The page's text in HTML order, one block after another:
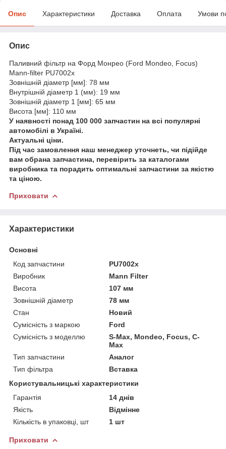
Опис Характеристики Доставка Оплата Умови
Опис
Паливний фільтр на Форд Монрео (Ford Mondeo, Focus)
Mann-filter PU7002x
Зовнішній діаметр [мм]: 78 мм
Внутрішній діаметр 1 (мм): 19 мм
Зовнішній діаметр 1 [мм]: 65 мм
Висота [мм]: 110 мм
У наявності понад 100 000 запчастин на всі популярні
автомобілі в Україні.
Актуальні ціни.
Під час замовлення наш менеджер уточнеть, чи підійде
вам обрана запчастина, перевірить за каталогами
виробника та порадить оптимальні запчастини за якістю
та ціною.
Приховати
Характеристики
Основні
Код запчастини
PU7002x
Виробник
Mann Filter
Висота
107 мм
Зовнішній діаметр
78 мм
Стан
Новий
Сумісність з маркою
Ford
Сумісність з моделлю
S-Max, Mondeo, Focus, C-
Max
Тип запчастини
Аналог
Тип фільтра
Вставка
Користувальницькі характеристики
Гарантія
14 днів
Якість
Відмінне
Кількість в упаковці, шт
1 шт
Приховати